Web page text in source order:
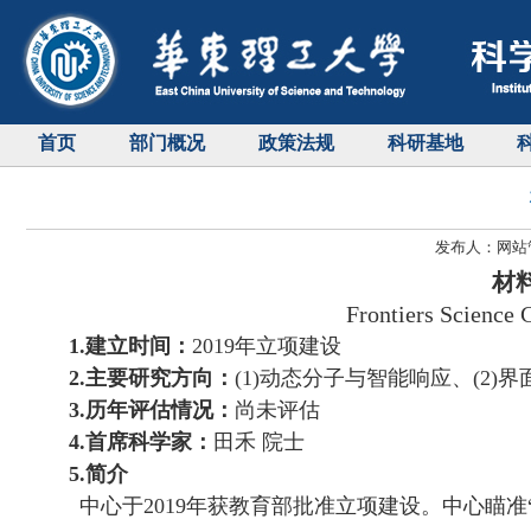
首页 部门概况 政策法规 科研基地
发布人：网
材
Frontiers Science
1.建立时间： 2019年立项建设
2.主要研究方向： (1)动态分子与智能响应、(2)界
3.历年评估情况： 尚未评估
4.首席科学家： 田禾 院士
5.简介
中心于2019年获教育部批准立项建设。中心瞄